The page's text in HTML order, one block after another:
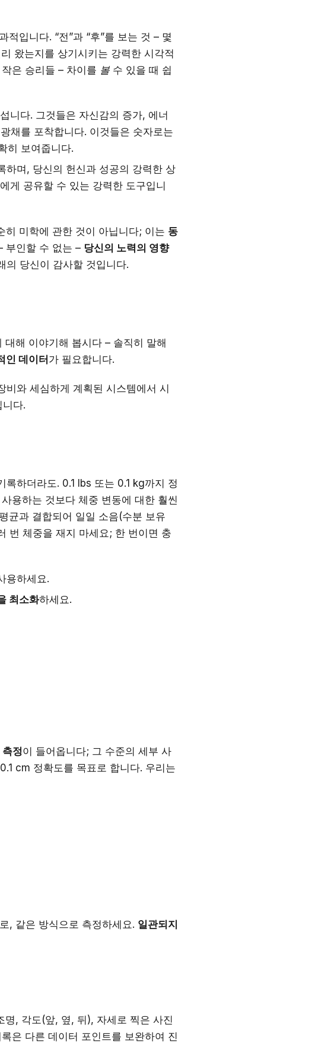
입니다. “전”과 “후”를 보는 것 – 몇
왔는지를 상기시키는 강력한 시각적
은 승리들 – 차이를 볼수 있을 때 쉽
니다. 그것들은 자신감의 증가, 에너
채를 포착합니다. 이것들은 숫자로는
히 보여줍니다.
하며, 당신의 헌신과 성공의 강력한 상
게 공유할 수 있는 강력한 도구입니
히 미학에 관한 것이 아닙니다; 이는 동
부인할 수 없는 – 당신의 노력의 영향
의 당신이 감사할 것입니다.
해 이야기해 봅시다 – 솔직히 말해
인 데이터 가 필요합니다.
비와 세심하게 계획된 시스템에서 시
다.
하더라도. 0.1 lbs 또는 0.1 kg까지 정
용하는 것보다 체중 변동에 대한 훨씬
균과 결합되어 일일 소음(수분 보유
번 체중을 재지 마세요; 한 번이면 충
용하세요.
최소화하세요.
측정이 들어옵니다; 그 수준의 세부 사
cm 정확도를 목표로 합니다. 우리는
, 같은 방식으로 측정하세요. 일관되지
, 각도(앞, 옆, 뒤), 자세로 찍은 사진
은 다른 데이터 포인트를 보완하여 진